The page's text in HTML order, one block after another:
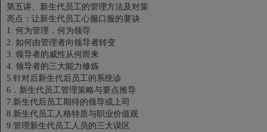
第五讲、新生代员工的管理方法及对策
亮点：让新生代员工心服口服的要诀
1. 何为管理，何为领导
2. 如何由管理者向领导者转变
3. 领导者的威性从何而来
4. 领导者的三大能力修炼
5.针对后新生代后员工的系统诊
6．新生代员工管理策略与要点推导
7.新生代后员工期待的领导或上司
8.新生代员工人格特质与职业价值观
9.管理新生代员工人员的三大误区